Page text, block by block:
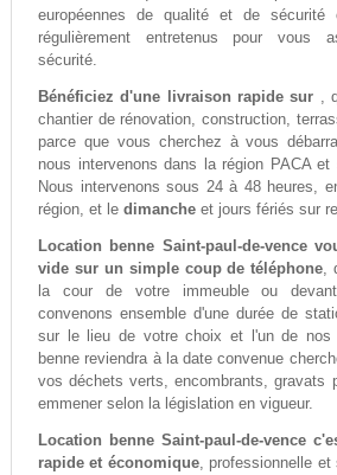
européennes de qualité et de
régulièrement entretenus pour vous
sécurité.
Bénéficiez d'une livraison rapide sur ,
chantier de rénovation, construction,
parce que vous cherchez à vous
nous intervenons dans la région PACA
Nous intervenons sous 24 à 48 heures,
région, et le dimancheet jours fériés sur
Location benne Saint-paul-de-vence
vide sur un simple coup de téléphone,
la cour de votre immeuble ou
convenons ensemble d'une durée de
sur le lieu de votre choix et l'un de nos
benne reviendra à la date convenue
vos déchets verts, encombrants, gravats
emmener selon la législation en vigueur.
Location benne Saint-paul-de-vence
rapide et économique, professionnelle et